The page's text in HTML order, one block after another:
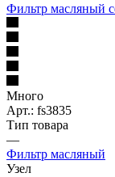
Фильтр масляный
Много
Арт.: fs3835
Тип товара
—
Фильтр масляный
Узел